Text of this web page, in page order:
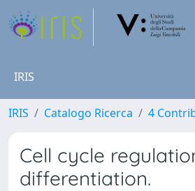
IRIS
IRIS Catalogo Ricerca 4
Cell cycle
differentiation.